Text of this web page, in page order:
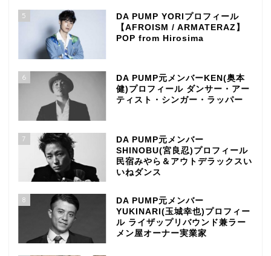
5
DA PUMP YORIプロフィール
【AFROISM / ARMATERAZ】
POP from Hirosima
6
DA PUMP元メンバーKEN(奥本
健)プロフィール ダンサー・アー
ティスト・シンガー・ラッパー
7
DA PUMP元メンバー
SHINOBU(宮良忍)プロフィール
民宿みやら＆アウトデラックスい
いねダンス
8
DA PUMP元メンバー
YUKINARI(玉城幸也)プロフィー
ル ライザップリバウンド兼ラー
メン屋オーナー実業家